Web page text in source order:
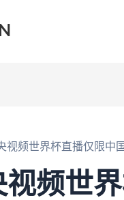
视频世界杯直播仅限中
频世